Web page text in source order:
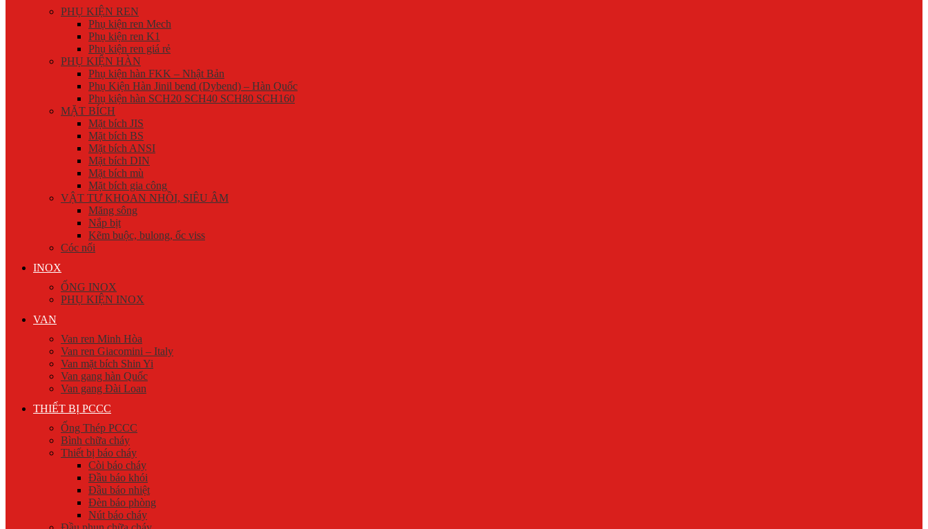
PHỤ KIỆN REN
Phụ kiện ren Mech
Phụ kiện ren K1
Phụ kiện ren giá rẻ
PHỤ KIỆN HÀN
Phụ kiện hàn FKK – Nhật Bản
Phụ Kiện Hàn Jinil bend (Dybend) – Hàn Quốc
Phụ kiện hàn SCH20 SCH40 SCH80 SCH160
MẶT BÍCH
Mặt bích JIS
Mặt bích BS
Mặt bích ANSI
Mặt bích DIN
Mặt bích mù
Mặt bích gia công
VẬT TƯ KHOAN NHỒI, SIÊU ÂM
Măng sông
Nắp bịt
Kẽm buộc, bulong, ốc viss
Cóc nối
INOX
ỐNG INOX
PHỤ KIỆN INOX
VAN
Van ren Minh Hòa
Van ren Giacomini – Italy
Van mặt bích Shin Yi
Van gang hàn Quốc
Van gang Đài Loan
THIẾT BỊ PCCC
Ống Thép PCCC
Bình chữa cháy
Thiết bị báo cháy
Còi báo cháy
Đầu báo khói
Đầu báo nhiệt
Đèn báo phòng
Nút báo cháy